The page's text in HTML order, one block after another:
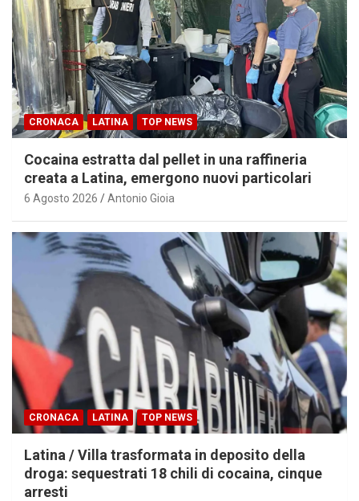
CRONACA LATINA TOP NEWS
Cocaina estratta dal pellet in una raffineria
creata a Latina, emergono nuovi particolari
6 Agosto 2026 Antonio Gioia
CRONACA LATINA TOP NEWS
Latina / Villa trasformata in deposito della
droga: sequestrati 18 chili di cocaina, cinque
arresti